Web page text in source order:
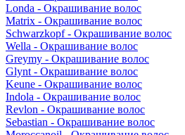
Londa - Окрашивание волос
Matrix - Окрашивание волос
Schwarzkopf - Окрашивание волос
Wella - Окрашивание волос
Greymy - Окрашивание волос
Glynt - Окрашивание волос
Keune - Окрашивание волос
Indola - Окрашивание волос
Revlon - Окрашивание волос
Sebastian - Окрашивание волос